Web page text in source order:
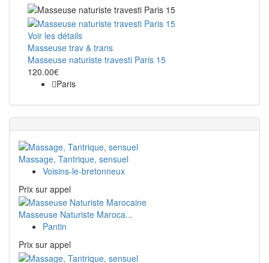
Voir les détails
Masseuse trav & trans
Masseuse naturiste travesti Paris 15
120.00€
Paris
Massage, Tantrique, sensuel
Voisins-le-bretonneux
Prix ​​sur appel
Masseuse Naturiste Maroca...
Pantin
Prix ​​sur appel